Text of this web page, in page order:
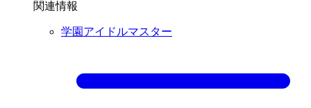
関連情報
学園アイドルマスター